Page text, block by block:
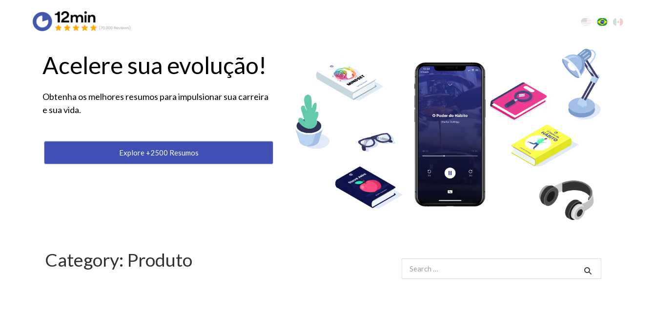
Acelere sua evolução!
Obtenha os melhores resumos para impulsionar sua carreira
e sua vida.
Explore +2500 Resumos
Category: Produto
for: